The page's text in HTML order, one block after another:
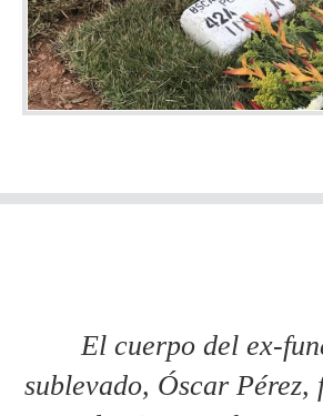
El cuerpo del ex-
sublevado, Óscar Pérez,